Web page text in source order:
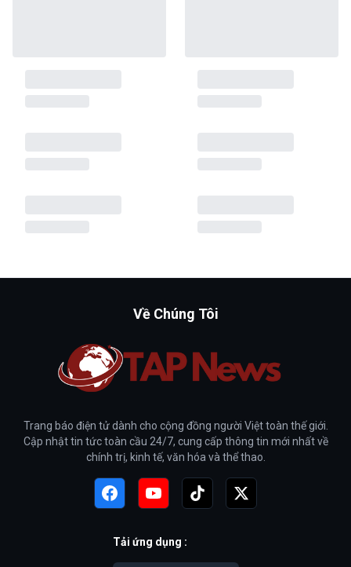
Về Chúng Tôi
Trang báo điện tử dành cho cộng đồng người Việt toàn thế giới.
Cập nhật tin tức toàn cầu 24/7, cung cấp thông tin mới nhất về
chính trị, kinh tế, văn hóa và thể thao.
Tải ứng dụng :